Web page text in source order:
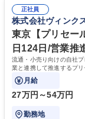
調整 ■小売業向け店舗
わるマネジメント全般 募集職種 東京【プロジェクトマネージャー
M）】業界TOPシェ
学歴・資格 学歴：大
正社員
株式会社ヴィンク
東京【プリセー
日124日/営業推
流通・小売り向けの自社
業と連携して推進するプ
口で訴求するか]という提
月給
27万円～54万円
勤務地